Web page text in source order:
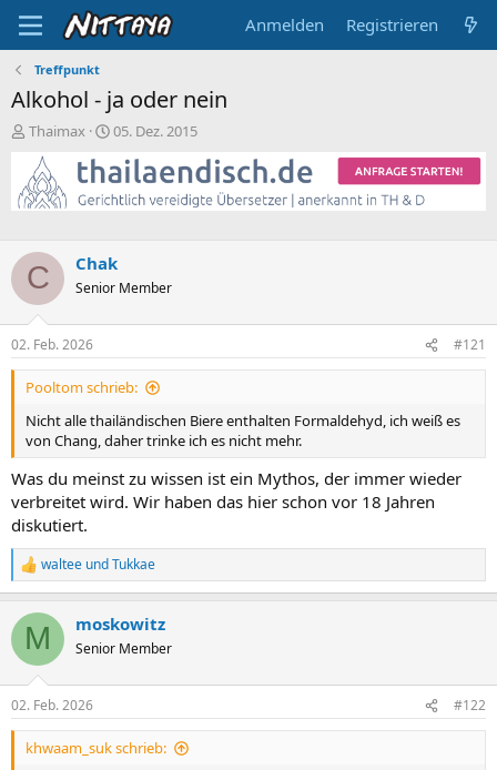
Anmelden Registrieren
Treffpunkt
Alkohol - ja oder nein
E
s
t
e
l
e
r
Thaimax
E
s
t
e
t
a
05. Dez. 2015
C Chak
Senior Member
02. Feb. 2026 #121
Pooltom schrieb:
Nicht alle thailändischen Biere enthalten Formaldehyd, ich weiß es
von Chang, daher trinke ich es nicht mehr.
Was du meinst zu wissen ist ein Mythos, der immer wieder
verbreitet wird. Wir haben das hier schon vor 18 Jahren
diskutiert.
R
e
k
i
n
e
n
waltee undTukkae
M moskowitz
Senior Member
02. Feb. 2026 #122
khwaam_suk schrieb: